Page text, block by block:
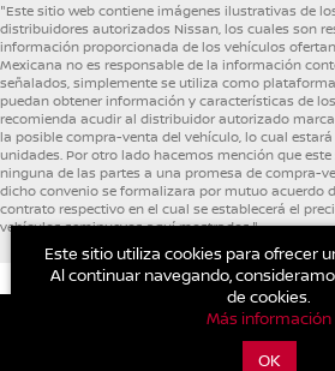
"Este sitio web contiene imágenes ilustrativas de
distribuidores autorizados Nissan, los cuales son
información proporcionada de los vehículos
Mexicana no es responsable de la información
señalados, simplemente se utiliza como
puedan obtener información y características de
recomienda acudir al distribuidor autorizado
la posible compra-venta del vehículo, lo cual
unidades. Por otro lado hacemos mención que
ninguna de las partes a una promesa de compra-
dicho convenio se formalizara por mutuo acuerdo
contrato respectivo en el cual se establecerá el
vehículos seminuevos aquí mostrados."
Este sitio utiliza cookies para ofrecer
Al continuar navegando,
de cookies.
Más información
OK